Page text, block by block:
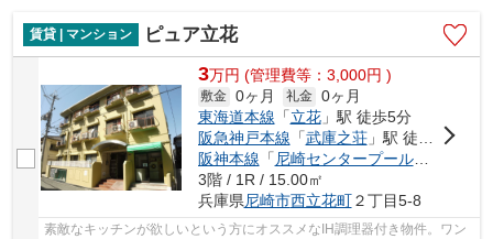
賃貸 | マンション ピュア立花
3万円 (管理費等：3,000円 )
敷金 0ヶ月 礼金 0ヶ月
東海道本線 「立花」駅 徒歩5分
阪急神戸本線 「武庫之荘」駅 徒歩29分
阪神本線 「尼崎センタープール前
3階 / 1R / 15.00㎡
兵庫県尼崎市西立花町２丁目5-8
素敵なキッチンが欲しいという方にオススメなIH調理器付き物件。ワン